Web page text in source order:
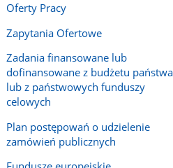
Oferty Pracy
Zapytania Ofertowe
Zadania finansowane lub
dofinansowane z budżetu państwa
lub z państwowych funduszy
celowych
Plan postępowań o udzielenie
zamówień publicznych